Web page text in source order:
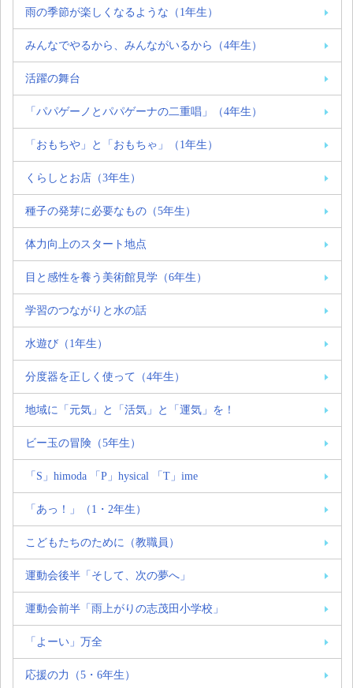
雨の季節が楽しくなるような（1年生）
みんなでやるから、みんながいるから（4年生）
活躍の舞台
「パパゲーノとパパゲーナの二重唱」（4年生）
「おもちや」と「おもちゃ」（1年生）
くらしとお店（3年生）
種子の発芽に必要なもの（5年生）
体力向上のスタート地点
目と感性を養う美術館見学（6年生）
学習のつながりと水の話
水遊び（1年生）
分度器を正しく使って（4年生）
地域に「元気」と「活気」と「運気」を！
ビー玉の冒険（5年生）
「S」himoda 「P」hysical 「T」ime
「あっ！」（1・2年生）
こどもたちのために（教職員）
運動会後半「そして、次の夢へ」
運動会前半「雨上がりの志茂田小学校」
「よーい」万全
応援の力（5・6年生）